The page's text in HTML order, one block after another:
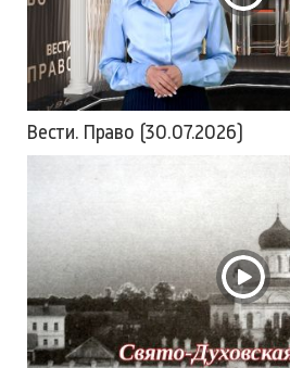
Вести. Право (30.07.2026)